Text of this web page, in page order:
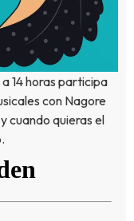
14 horas participa
con Nagore
cuando quieras el